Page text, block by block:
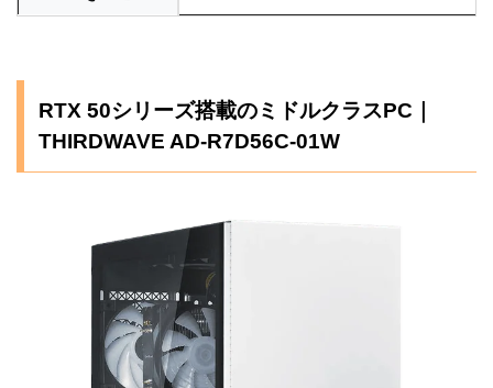
RTX 50シリーズ搭載のミドルクラスPC｜
THIRDWAVE AD-R7D56C-01W